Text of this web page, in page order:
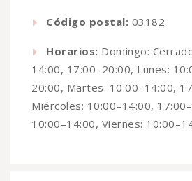
Código postal: 03182
Horarios: Domingo:
14:00, 17:00–20:00, Lunes:
20:00, Martes: 10:00–14:00,
Miércoles: 10:00–14:00,
10:00–14:00, Viernes: